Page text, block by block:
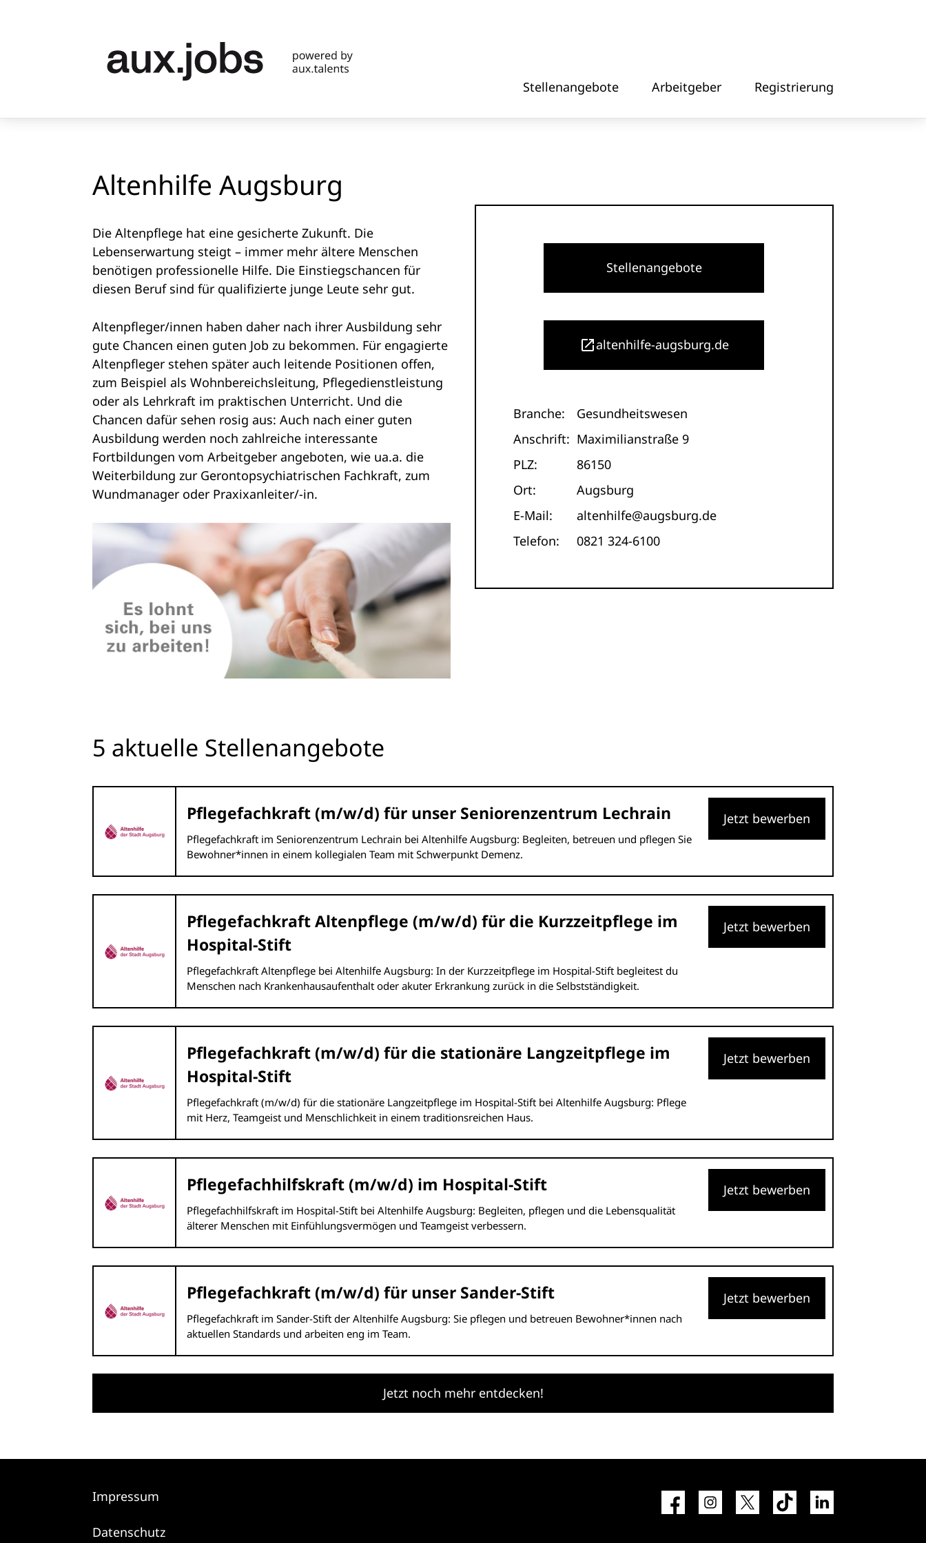
Stellenangebote Arbeitgeber Registrierung
Altenhilfe Augsburg
Die Altenpflege hat eine gesicherte Zukunft. Die
Lebenserwartung steigt – immer mehr ältere Menschen
benötigen professionelle Hilfe. Die Einstiegschancen für
diesen Beruf sind für qualifizierte junge Leute sehr gut.
Altenpfleger/innen haben daher nach ihrer Ausbildung sehr
gute Chancen einen guten Job zu bekommen. Für engagierte
Altenpfleger stehen später auch leitende Positionen offen,
zum Beispiel als Wohnbereichsleitung, Pflegedienstleistung
oder als Lehrkraft im praktischen Unterricht. Und die
Chancen dafür sehen rosig aus: Auch nach einer guten
Ausbildung werden noch zahlreiche interessante
Fortbildungen vom Arbeitgeber angeboten, wie ua.a. die
Weiterbildung zur Gerontopsychiatrischen Fachkraft, zum
Wundmanager oder Praxixanleiter/-in.
Stellenangebote
altenhilfe-augsburg.de
Branche:
Gesundheitswesen
Anschrift: Maximilianstraße 9
PLZ:
86150
Ort:
Augsburg
E-Mail:
altenhilfe@augsburg.de
Telefon:
0821 324-6100
5 aktuelle Stellenangebote
Pflegefachkraft (m/w/d) für unser Seniorenzentrum Lechrain
Pflegefachkraft im Seniorenzentrum Lechrain bei Altenhilfe Augsburg: Begleiten, betreuen und pflegen Sie
Bewohner*innen in einem kollegialen Team mit Schwerpunkt Demenz.
Jetzt bewerben
Pflegefachkraft Altenpflege (m/w/d) für die Kurzzeitpflege im
Hospital-Stift
Pflegefachkraft Altenpflege bei Altenhilfe Augsburg: In der Kurzzeitpflege im Hospital-Stift begleitest du
Menschen nach Krankenhausaufenthalt oder akuter Erkrankung zurück in die Selbstständigkeit.
Jetzt bewerben
Pflegefachkraft (m/w/d) für die stationäre Langzeitpflege im
Hospital-Stift
Pflegefachkraft (m/w/d) für die stationäre Langzeitpflege im Hospital-Stift bei Altenhilfe Augsburg: Pflege
mit Herz, Teamgeist und Menschlichkeit in einem traditionsreichen Haus.
Jetzt bewerben
Pflegefachhilfskraft (m/w/d) im Hospital-Stift
Pflegefachhilfskraft im Hospital-Stift bei Altenhilfe Augsburg: Begleiten, pflegen und die Lebensqualität
älterer Menschen mit Einfühlungsvermögen und Teamgeist verbessern.
Jetzt bewerben
Pflegefachkraft (m/w/d) für unser Sander-Stift
Pflegefachkraft im Sander-Stift der Altenhilfe Augsburg: Sie pflegen und betreuen Bewohner*innen nach
aktuellen Standards und arbeiten eng im Team.
Jetzt bewerben
Jetzt noch mehr entdecken!
Impressum
Datenschutz